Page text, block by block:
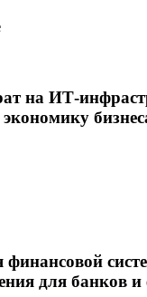
на ИТ-
для банков и